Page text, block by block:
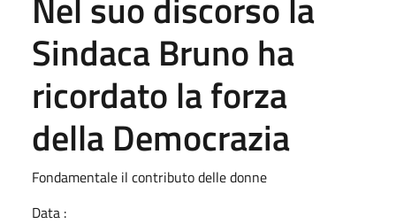
Sindaca Bruno ha
ricordato la forza
della Democrazia
Fondamentale il contributo delle donne
Data :